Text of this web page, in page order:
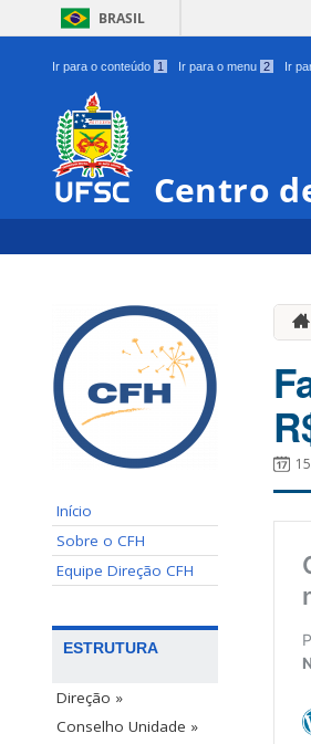
BRASIL
Ir para o conteúdo 1 Ir para o menu 2 Ir
Centro
Início
Sobre o CFH
Equipe Direção CFH
ESTRUTURA
Direção »
Conselho Unidade »